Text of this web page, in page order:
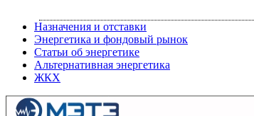
Назначения и отставки
Энергетика и фондовый рынок
Статьи об энергетике
Альтернативная энергетика
ЖКХ